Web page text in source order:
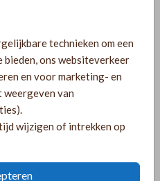
technieken om een
ons websiteverkeer
en voor marketing- en
weergeven van
wijzigen of intrekken op